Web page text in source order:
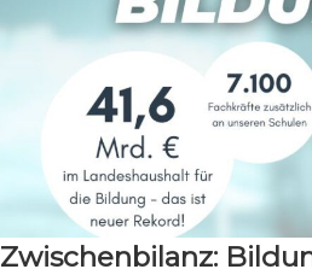
Zwischenbilanz: